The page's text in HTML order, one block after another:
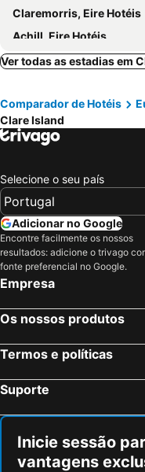
Claremorris, Eire Hotéis
Achill, Eire Hotéis
Letterfrack, Eire Hotéis
Moycullen, Eire Hotéis
Aran Islands, Eire Hotéis
Athenry, Eire Hotéis
Galway, Eire Hotéis
Athlone, Eire Hotéis
Sligo Town, Eire Hotéis
Oranmore, Eire Hotéis
Westport, Eire Hotéis
Cork, Eire Hotéis
Killarney, Eire Hotéis
Ver todas as estadias em
Comparador de Hotéis
Clare Island
Selecione o seu país
Adicionar no Google
Encontre facilmente os nossos
resultados: adicione o trivago
fonte preferencial no Google.
Empresa
Os nossos produtos
Termos e políticas
Suporte
Inicie sessão
vantagens